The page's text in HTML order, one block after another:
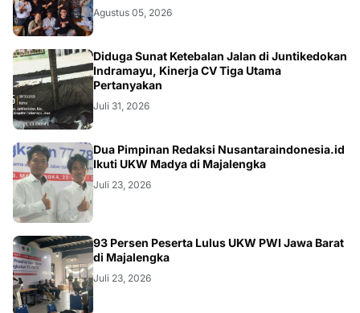
Agustus 05, 2026
KRIMINAL
Diduga Sunat Ketebalan Jalan di Juntikedokan
Indramayu, Kinerja CV Tiga Utama
Pertanyakan
Juli 31, 2026
Dua Pimpinan Redaksi Nusantaraindonesia.id
Ikuti UKW Madya di Majalengka
Juli 23, 2026
93 Persen Peserta Lulus UKW PWI Jawa Barat
di Majalengka
Juli 23, 2026